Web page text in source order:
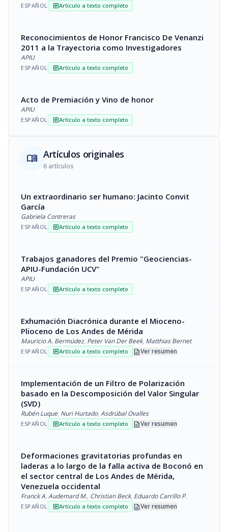
ESPAÑOL articleArtículo a texto completo
Reconocimientos de Honor Francisco De Venanzi
2011 a la Trayectoria como Investigadores
APIU
ESPAÑOL articleArtículo a texto completo
Acto de Premiación y Vino de honor
APIU
ESPAÑOL articleArtículo a texto completo
menu_book Artículos originales
6 artículos
Un extraordinario ser humano: Jacinto Convit
García
Gabriela Contreras
ESPAÑOL articleArtículo a texto completo
Trabajos ganadores del Premio "Geociencias-
APIU-Fundación UCV"
APIU
ESPAÑOL articleArtículo a texto completo
Exhumación Diacrónica durante el Mioceno-
Plioceno de Los Andes de Mérida
Mauricio A. Bermúdez, Peter Van Der Beek, Matthias Bernet
ESPAÑOL articleArtículo a texto completo descriptionVer resumen
Implementación de un Filtro de Polarización
basado en la Descomposición del Valor Singular
(SVD)
Rubén Luque, Nuri Hurtado, Asdrúbal Ovalles
ESPAÑOL articleArtículo a texto completo descriptionVer resumen
Deformaciones gravitatorias profundas en
laderas a lo largo de la falla activa de Boconó en
el sector central de Los Andes de Mérida,
Venezuela occidental
Franck A. Audemard M., Christian Beck, Eduardo Carrillo P.
ESPAÑOL articleArtículo a texto completo descriptionVer resumen